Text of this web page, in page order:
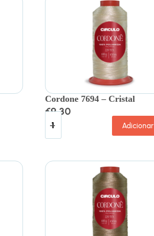
Cordone 7694 – Cristal
€9.30
Adicionar